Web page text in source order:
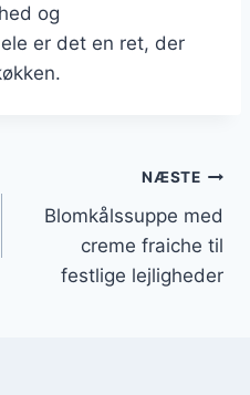
og
er det en ret, der
NÆSTE
Blomkålssuppe med
creme fraiche til
festlige lejligheder